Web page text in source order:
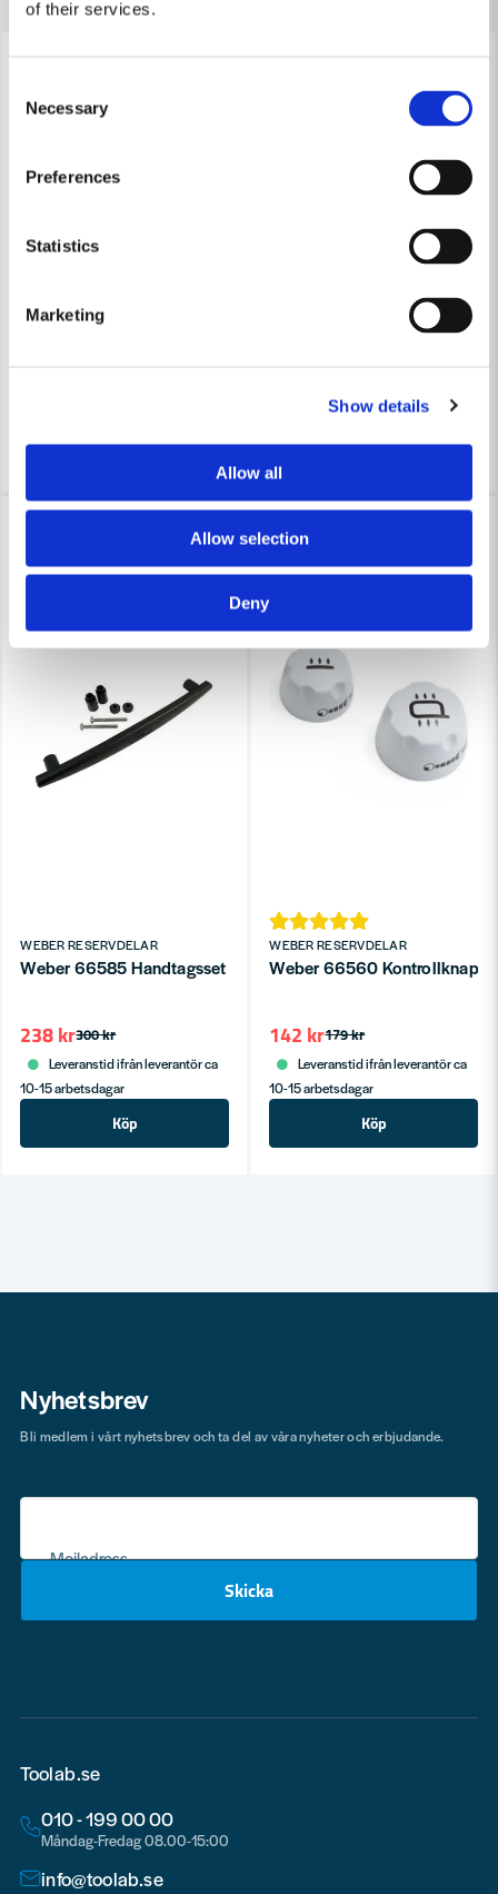
of their services.
Selection
Necessary
Preferences
Statistics
Marketing
Show details
Allow all
Allow selection
Deny
Köp
10-15 arbetsdagar
Köp
WEBER RESERVDELAR
Weber 66585 Handtagsset Till Lock Q3000-3200
300 kr
238 kr
Leveranstid ifrån leverantör ca
10-15 arbetsdagar
Köp
-21%
WEBER RESERVDELAR
Weber 66560
179 kr
142 kr
Leveranstid ifrån leverantör ca
10-15 arbetsdagar
Köp
Nyhetsbrev
Mejladress
Skicka
Bli medlem i vårt nyhetsbrev och ta del av våra nyheter och erbjudande.
Toolab.se
010 - 199 00 00
Måndag-Fredag 08.00-15:00
info@toolab.se